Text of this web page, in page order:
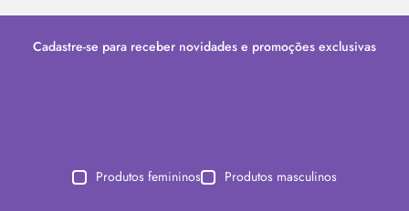
Cadastre-se para receber novidades e promoções exclusivas
Produtos femininos Produtos masculinos